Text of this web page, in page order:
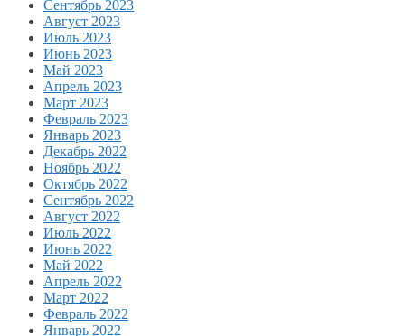
Сентябрь 2023
Август 2023
Июль 2023
Июнь 2023
Май 2023
Апрель 2023
Март 2023
Февраль 2023
Январь 2023
Декабрь 2022
Ноябрь 2022
Октябрь 2022
Сентябрь 2022
Август 2022
Июль 2022
Июнь 2022
Май 2022
Апрель 2022
Март 2022
Февраль 2022
Январь 2022